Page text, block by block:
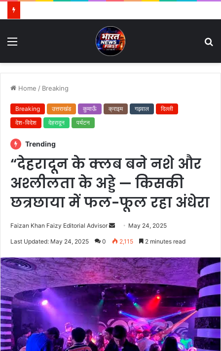
Home / Breaking
Breaking उत्तराखंड कुमाऊँ क्राइम गढ़वाल
दिल्ली
देश-विदेश
देहरादून पर्यटन
Trending
“देहरादून के क्लब बने नशे और
अश्लीलता के अड्डे — किसकी
छत्रछाया में फल-फूल रहा अंधेरा
Faizan Khan Faizy Editorial Advisor
e
d
a
n
e
m
a
i
l
May 24, 2025
Last Updated: May 24, 2025 0 2,115 2 minutes read